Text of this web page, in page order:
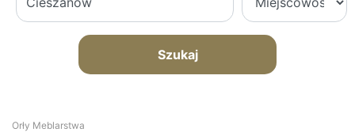
Szukaj
Orły Meblarstwa